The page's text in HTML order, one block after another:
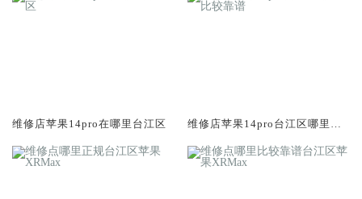
维修店苹果14pro在哪里台江区
维修店苹果14pro台江区哪里比